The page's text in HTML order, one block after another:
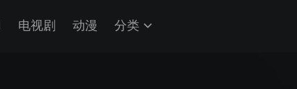
电视剧 动漫 分类